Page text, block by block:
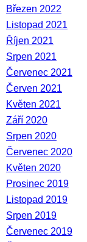
Březen 2022
Listopad 2021
Říjen 2021
Srpen 2021
Červenec 2021
Červen 2021
Květen 2021
Září 2020
Srpen 2020
Červenec 2020
Květen 2020
Prosinec 2019
Listopad 2019
Srpen 2019
Červenec 2019